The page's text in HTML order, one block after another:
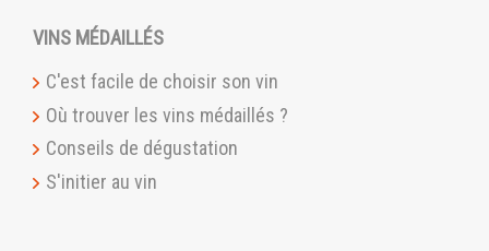
VINS MÉDAILLÉS
C'est facile de choisir son vin
Où trouver les vins médaillés ?
Conseils de dégustation
S'initier au vin